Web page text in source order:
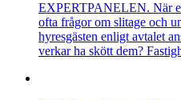
EXPERTPANELEN. När
ofta frågor om slitage och
hyresgästen enligt avtalet
verkar ha skött dem?